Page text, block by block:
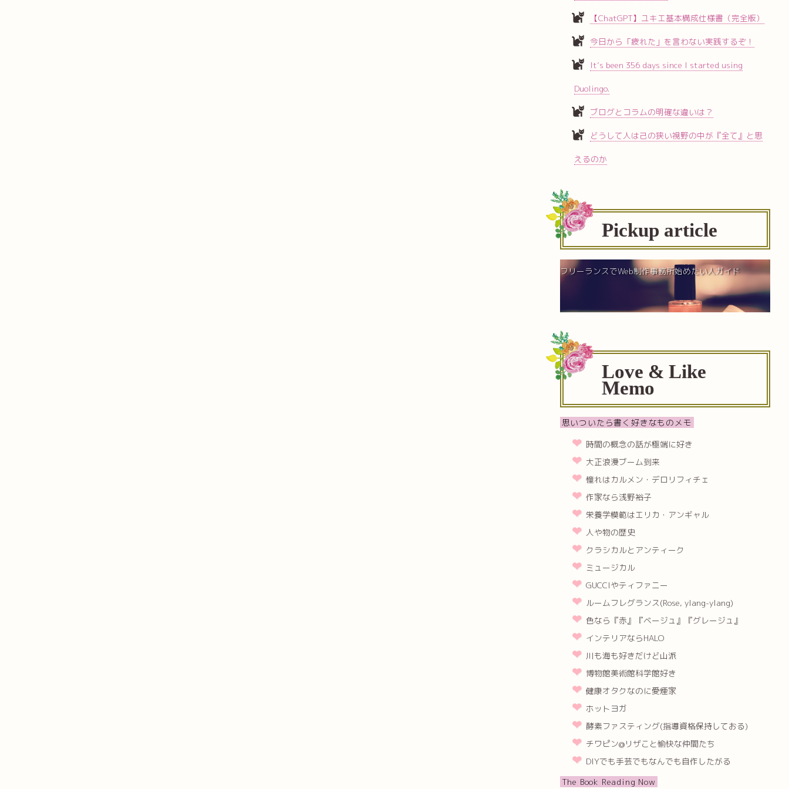
【ChatGPT】ユキエ基本構成仕様書（完全版）
今日から「疲れた」を言わない実践するぞ！
It’s been 356 days since I started using
Duolingo.
ブログとコラムの明確な違いは？
どうして人は己の狭い視野の中が『全て』と思
えるのか
Pickup article
フリーランスでWeb制作事務所始めたい人ガイド
Love & Like
Memo
思いついたら書く好きなものメモ
時間の概念の話が極端に好き
大正浪漫ブーム到来
憧れはカルメン・デロリフィチェ
作家なら浅野裕子
栄養学模範はエリカ・アンギャル
人や物の歴史
クラシカルとアンティーク
ミュージカル
GUCCIやティファニー
ルームフレグランス(Rose, ylang-ylang)
色なら『赤』『ベージュ』『グレージュ』
インテリアならHALO
川も海も好きだけど山派
博物館美術館科学館好き
健康オタクなのに愛煙家
ホットヨガ
酵素ファスティング(指導資格保持しておる)
チワピン@リザこと愉快な仲間たち
DIYでも手芸でもなんでも自作したがる
The Book Reading Now